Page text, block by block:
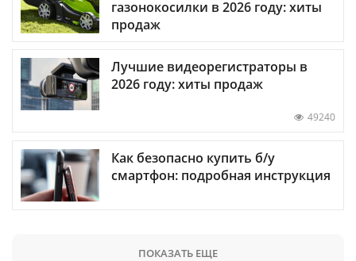
газонокосилки в 2026 году: хиты
продаж
Лучшие видеорегистраторы в
2026 году: хиты продаж
49240
Как безопасно купить б/у
смартфон: подробная инструкция
ПОКАЗАТЬ ЕЩЕ